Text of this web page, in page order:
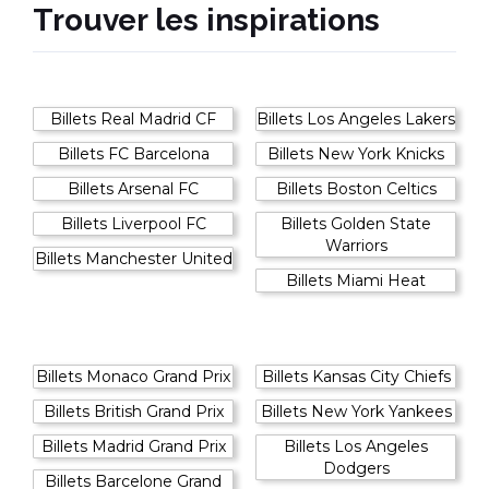
TOP SPORT TOP SPORT
RUGBY AUTO
Trouver les inspirations
Billets Real Madrid CF
Billets FC Barcelona
Billets Arsenal FC
Billets Liverpool FC
Billets Manchester United
Billets Los Angeles Lakers
Billets New York Knicks
Billets Boston Celtics
Billets Golden State
Warriors
Billets Miami Heat
Billets Monaco Grand Prix
Billets British Grand Prix
Billets Madrid Grand Prix
Billets Barcelone Grand
Billets Kansas City Chiefs
Billets New York Yankees
Billets Los Angeles
Dodgers